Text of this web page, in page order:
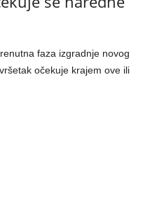
faza izgradnje novog
očekuje krajem ove ili